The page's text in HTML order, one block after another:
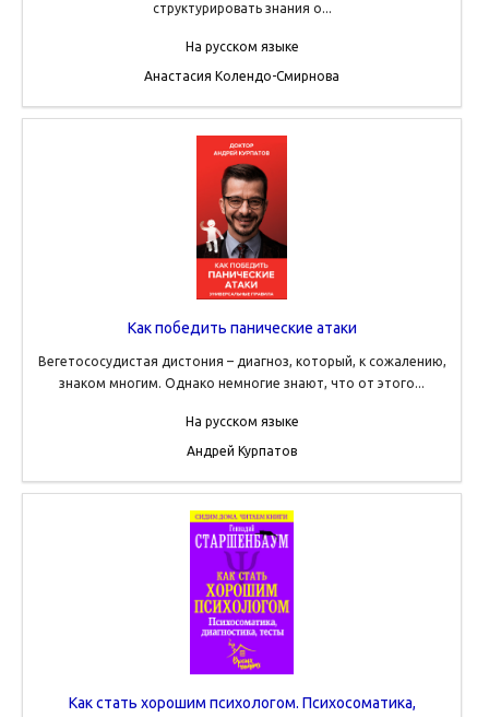
структурировать знания о...
На русском языке
Анастасия Колендо-Смирнова
Как победить панические атаки
Вегетососудистая дистония – диагноз, который, к сожалению,
знаком многим. Однако немногие знают, что от этого...
На русском языке
Андрей Курпатов
Как стать хорошим психологом. Психосоматика,